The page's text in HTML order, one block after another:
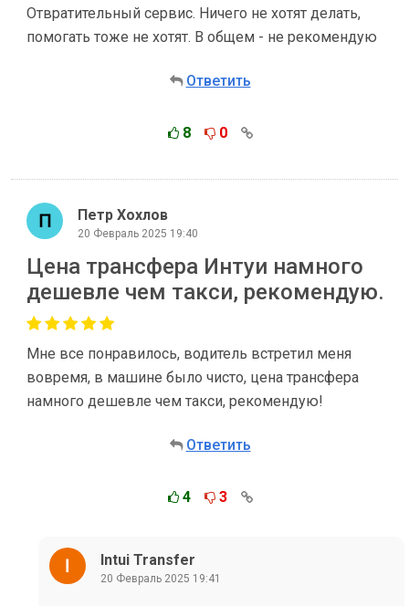
Отвратительный сервис. Ничего не хотят делать,
помогать тоже не хотят. В общем - не рекомендую
Ответить
8 0
Петр Хохлов
20 Февраль 2025 19:40
Цена трансфера Интуи намного
дешевле чем такси, рекомендую.
Мне все понравилось, водитель встретил меня
вовремя, в машине было чисто, цена трансфера
намного дешевле чем такси, рекомендую!
Ответить
4 3
Intui Transfer
20 Февраль 2025 19:41